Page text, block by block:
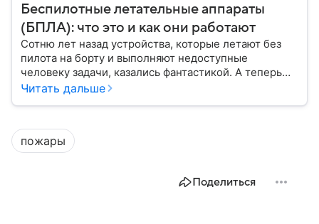
Беспилотные летательные аппараты
(БПЛА): что это и как они работают
Сотню лет назад устройства, которые летают без
пилота на борту и выполняют недоступные
человеку задачи, казались фантастикой. А теперь
они стали реальностью: собрали главное о
Читать дальше
пожары
Поделиться